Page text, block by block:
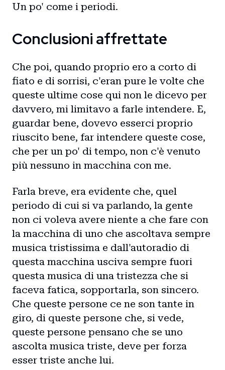
Home
Intro
Blog
Storie
Collaborazioni
Un po' come i periodi.
Conclusioni affrettate
Che poi, quando proprio ero a corto di
fiato e di sorrisi, c'eran pure le volte che
queste ultime cose qui non le dicevo per
davvero, mi limitavo a farle intendere. E,
guardar bene, dovevo esserci proprio
riuscito bene, far intendere queste cose,
che per un po' di tempo, non c'è venuto
più nessuno in macchina con me.
Farla breve, era evidente che, quel
periodo di cui si va parlando, la gente
non ci voleva avere niente a che fare con
la macchina di uno che ascoltava sempre
musica tristissima e dall'autoradio di
questa macchina usciva sempre fuori
questa musica di una tristezza che si
faceva fatica, sopportarla, son sincero.
Che queste persone ce ne son tante in
giro, di queste persone che, si vede,
queste persone pensano che se uno
ascolta musica triste, deve per forza
esser triste anche lui.